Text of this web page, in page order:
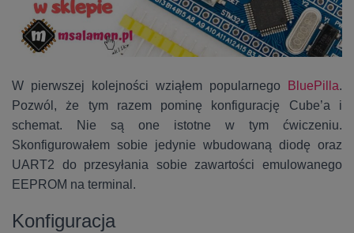
W pierwszej kolejności wziąłem popularnego BluePilla.
Pozwól, że tym razem pominę konfigurację Cube’a i
schemat. Nie są one istotne w tym ćwiczeniu.
Skonfigurowałem sobie jedynie wbudowaną diodę oraz
UART2 do przesyłania sobie zawartości emulowanego
EEPROM na terminal.
Konfiguracja